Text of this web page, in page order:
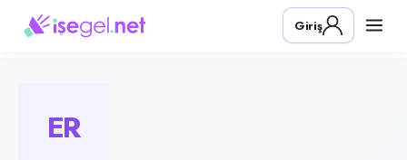
Pozisyon
Sera İşçisi
Kategori
Giriş
ER